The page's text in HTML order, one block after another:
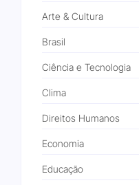
Arte & Cultura
Brasil
Ciência e Tecnologia
Clima
Direitos Humanos
Economia
Educação